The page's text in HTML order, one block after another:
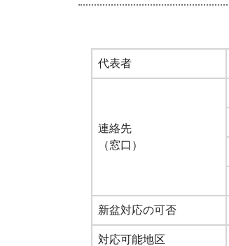
代表者
連絡先
（窓口）
新盆対応の可否
対応可能地区